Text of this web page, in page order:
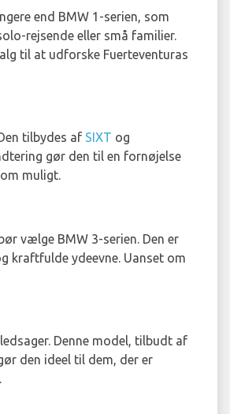
end BMW 1-serien, som
rejsende eller små familier.
til at udforske Fuerteventuras
tilbydes af SIXT og
gør den til en fornøjelse
muligt.
vælge BMW 3-serien. Den er
kraftfulde ydeevne. Uanset om
Denne model, tilbudt af
den ideel til dem, der er